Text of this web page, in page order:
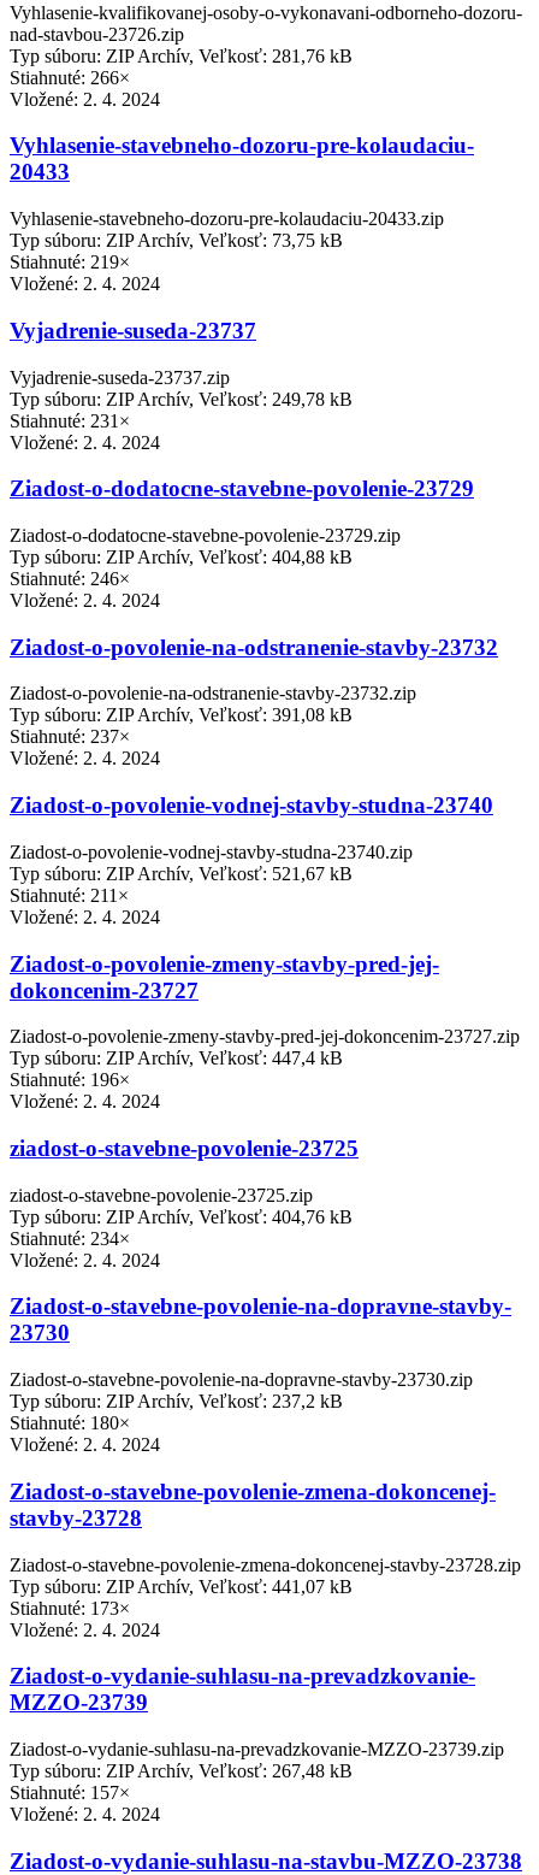
Vyhlasenie-kvalifikovanej-osoby-o-vykonavani-odborneho-dozoru-
nad-stavbou-23726.zip
Typ súboru: ZIP Archív, Veľkosť: 281,76 kB
Stiahnuté: 266×
Vložené: 2. 4. 2024
Vyhlasenie-stavebneho-dozoru-pre-kolaudaciu-
20433
Vyhlasenie-stavebneho-dozoru-pre-kolaudaciu-20433.zip
Typ súboru: ZIP Archív, Veľkosť: 73,75 kB
Stiahnuté: 219×
Vložené: 2. 4. 2024
Vyjadrenie-suseda-23737
Vyjadrenie-suseda-23737.zip
Typ súboru: ZIP Archív, Veľkosť: 249,78 kB
Stiahnuté: 231×
Vložené: 2. 4. 2024
Ziadost-o-dodatocne-stavebne-povolenie-23729
Ziadost-o-dodatocne-stavebne-povolenie-23729.zip
Typ súboru: ZIP Archív, Veľkosť: 404,88 kB
Stiahnuté: 246×
Vložené: 2. 4. 2024
Ziadost-o-povolenie-na-odstranenie-stavby-23732
Ziadost-o-povolenie-na-odstranenie-stavby-23732.zip
Typ súboru: ZIP Archív, Veľkosť: 391,08 kB
Stiahnuté: 237×
Vložené: 2. 4. 2024
Ziadost-o-povolenie-vodnej-stavby-studna-23740
Ziadost-o-povolenie-vodnej-stavby-studna-23740.zip
Typ súboru: ZIP Archív, Veľkosť: 521,67 kB
Stiahnuté: 211×
Vložené: 2. 4. 2024
Ziadost-o-povolenie-zmeny-stavby-pred-jej-
dokoncenim-23727
Ziadost-o-povolenie-zmeny-stavby-pred-jej-dokoncenim-23727.zip
Typ súboru: ZIP Archív, Veľkosť: 447,4 kB
Stiahnuté: 196×
Vložené: 2. 4. 2024
ziadost-o-stavebne-povolenie-23725
ziadost-o-stavebne-povolenie-23725.zip
Typ súboru: ZIP Archív, Veľkosť: 404,76 kB
Stiahnuté: 234×
Vložené: 2. 4. 2024
Ziadost-o-stavebne-povolenie-na-dopravne-stavby-
23730
Ziadost-o-stavebne-povolenie-na-dopravne-stavby-23730.zip
Typ súboru: ZIP Archív, Veľkosť: 237,2 kB
Stiahnuté: 180×
Vložené: 2. 4. 2024
Ziadost-o-stavebne-povolenie-zmena-dokoncenej-
stavby-23728
Ziadost-o-stavebne-povolenie-zmena-dokoncenej-stavby-23728.zip
Typ súboru: ZIP Archív, Veľkosť: 441,07 kB
Stiahnuté: 173×
Vložené: 2. 4. 2024
Ziadost-o-vydanie-suhlasu-na-prevadzkovanie-
MZZO-23739
Ziadost-o-vydanie-suhlasu-na-prevadzkovanie-MZZO-23739.zip
Typ súboru: ZIP Archív, Veľkosť: 267,48 kB
Stiahnuté: 157×
Vložené: 2. 4. 2024
Ziadost-o-vydanie-suhlasu-na-stavbu-MZZO-23738